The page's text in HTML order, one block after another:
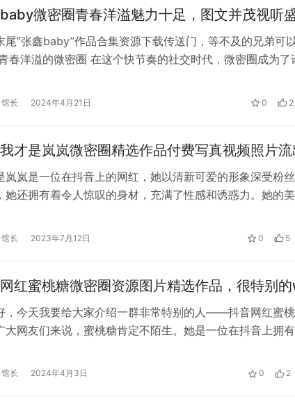
微密圈青春洋溢魅力十足，图文并茂视听
尾”张鑫baby”作品合集资源下载传送门，等不及的兄弟可
春洋溢的微密圈 在这个快节奏的社交时代，微密圈成为了
馆长 2024年4月21日 0 2
才是岚岚微密圈精选作品付费写真视频照片流
岚岚是一位在抖音上的网红，她以清新可爱的形象深受粉
她还拥有着令人惊叹的身材，充满了性感和诱惑力。她的
馆长 2023年7月12日 0 5
红蜜桃糖微密圈资源图片精选作品，很特别
，今天我要给大家介绍一群非常特别的人——抖音网红蜜桃
大网友们来说，蜜桃糖肯定不陌生。她是一位在抖音上拥
馆长 2024年4月3日 0 2